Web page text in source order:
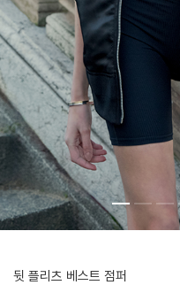
뒷 플리츠 베스트 점퍼